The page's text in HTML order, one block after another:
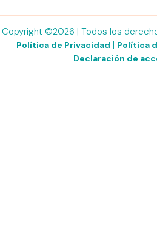
Copyright ©2026 | Todos los
Política de Privacidad | Política
Declaración de